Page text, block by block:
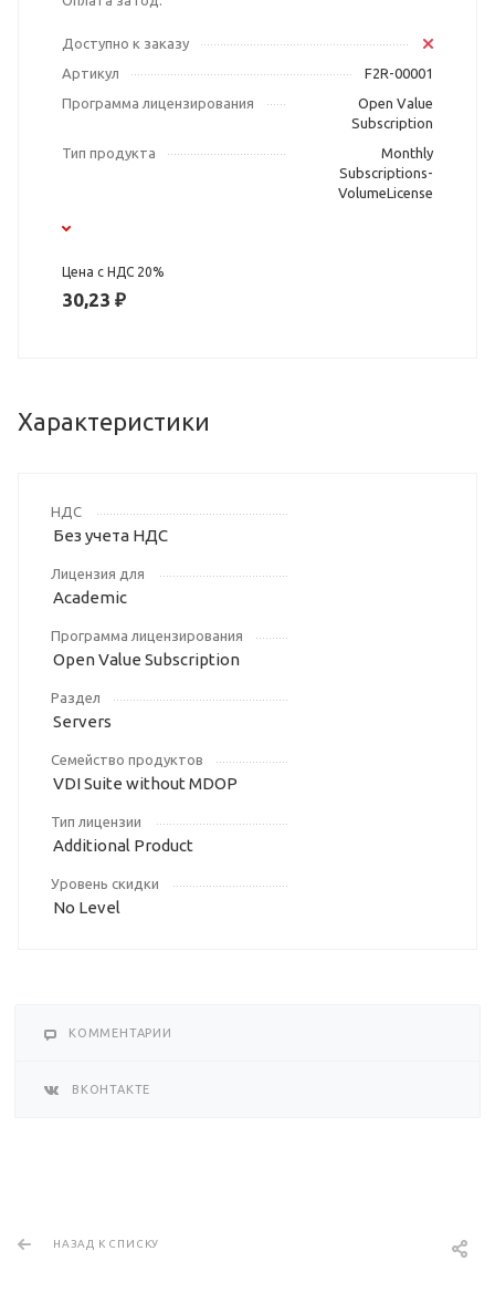
Доступно к заказу
Артикул
F2R-00001
Программа лицензирования
Open Value
Subscription
Тип продукта
Monthly
Subscriptions-
VolumeLicense
Цена с НДС 20%
30,23 ₽
Характеристики
НДС
Без учета НДС
Лицензия для
Academic
Программа лицензирования
Open Value Subscription
Раздел
Servers
Семейство продуктов
VDI Suite without MDOP
Тип лицензии
Additional Product
Уровень скидки
No Level
КОММЕНТАРИИ
ВКОНТАКТЕ
НАЗАД К СПИСКУ